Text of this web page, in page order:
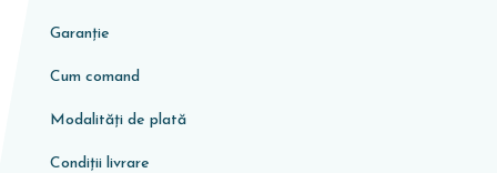
Garanţie
Cum comand
Modalități de plată
Condiţii livrare